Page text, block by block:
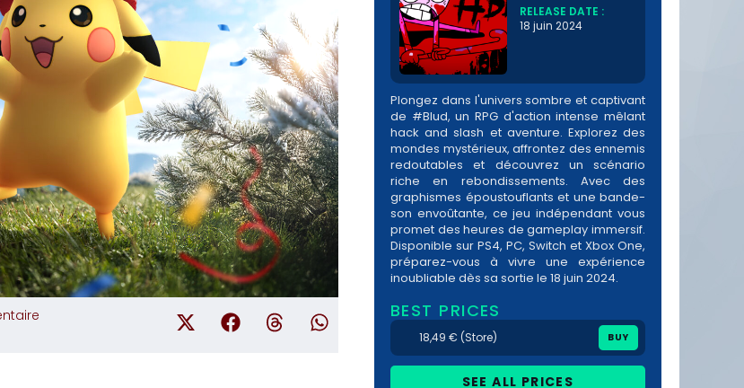
RELEASE DATE :
18 juin 2024
Plongez dans l'univers sombre et captivant
de #Blud, un RPG d'action intense mêlant
hack and slash et aventure. Explorez des
mondes mystérieux, affrontez des ennemis
redoutables et découvrez un scénario
riche en rebondissements. Avec des
graphismes époustouflants et une bande-
son envoûtante, ce jeu indépendant vous
promet des heures de gameplay immersif.
Disponible sur PS4, PC, Switch et Xbox One,
préparez-vous à vivre une expérience
inoubliable dès sa sortie le 18 juin 2024.
BEST PRICES
18,49 € (Store) BUY
SEE ALL PRICES